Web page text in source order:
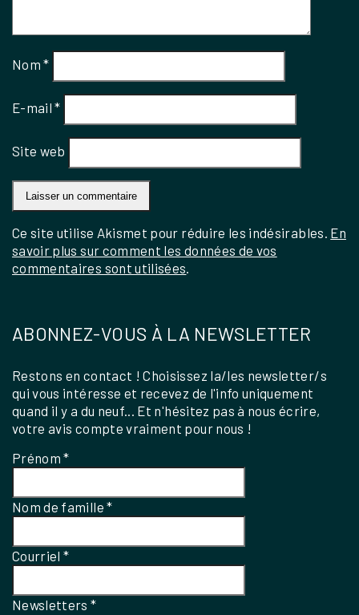
Nom*
E-mail*
Site web
Ce site utilise Akismet pour réduire les indésirables. En
savoir plus sur comment les données de vos
commentaires sont utilisées.
ABONNEZ-VOUS À LA NEWSLETTER
Restons en contact ! Choisissez la/les newsletter/s
qui vous intéresse et recevez de l'info uniquement
quand il y a du neuf... Et n'hésitez pas à nous écrire,
votre avis compte vraiment pour nous !
Prénom*
Nom de famille*
Courriel*
Newsletters*